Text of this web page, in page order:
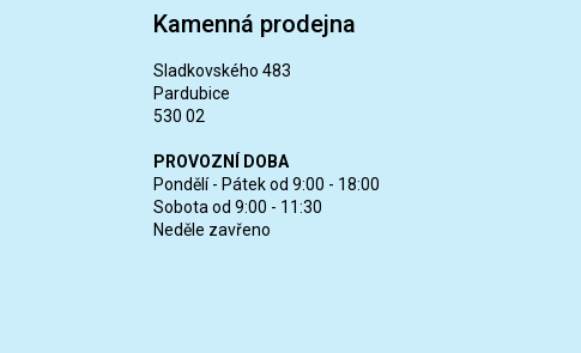
Kamenná prodejna
Sladkovského 483
Pardubice
530 02
PROVOZNÍ DOBA
Pondělí - Pátek od 9:00 - 18:00
Sobota od 9:00 - 11:30
Neděle zavřeno